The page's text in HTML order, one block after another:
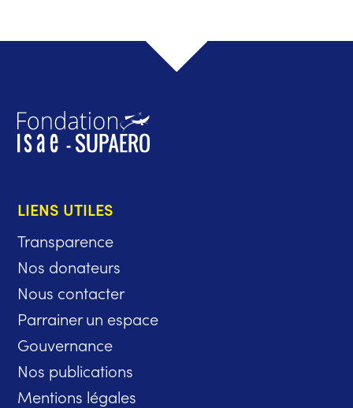
LIENS UTILES
Transparence
Nos donateurs
Nous contacter
Parrainer un espace
Gouvernance
Nos publications
Mentions légales